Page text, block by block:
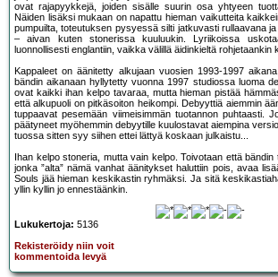
ovat rajapyykkejä, joiden sisälle suurin osa yhtyeen
Näiden lisäksi mukaan on napattu hieman vaikutteita
pumpuilta, toteutuksen pysyessä silti jatkuvasti rullaavana
– aivan kuten stonerissa kuuluukin. Lyriikoissa
luonnollisesti englantiin, vaikka välillä äidinkieltä rohjetaankin
Kappaleet on äänitetty alkujaan vuosien 1993-1997
bändin aikanaan hyllytetty vuonna 1997 studiossa luoma
ovat kaikki ihan kelpo tavaraa, mutta hieman pistää
että alkupuoli on pitkäsoiton heikompi. Debyyttiä aiemmin
tuppaavat pesemään viimeisimmän tuotannon puhtaasti.
päätyneet myöhemmin debyytille kuulostavat aiempina
tuossa sitten syy siihen ettei lättyä koskaan julkaistu...
Ihan kelpo stoneria, mutta vain kelpo. Toivotaan että bändin
jonka ”alta” nämä vanhat äänitykset haluttiin pois, avaa
Souls jää hieman keskikastin ryhmäksi. Ja sitä
yllin kyllin jo ennestäänkin.
Lukukertoja: 5136
Rekisteröidy niin voit
kommentoida levyä